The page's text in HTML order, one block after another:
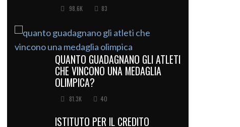
98.6K 83
QUANTO GUADAGNANO GLI ATLETI
CHE VINCONO UNA MEDAGLIA
OLIMPICA?
81.3K 40
ISTITUTO PER IL CREDITO